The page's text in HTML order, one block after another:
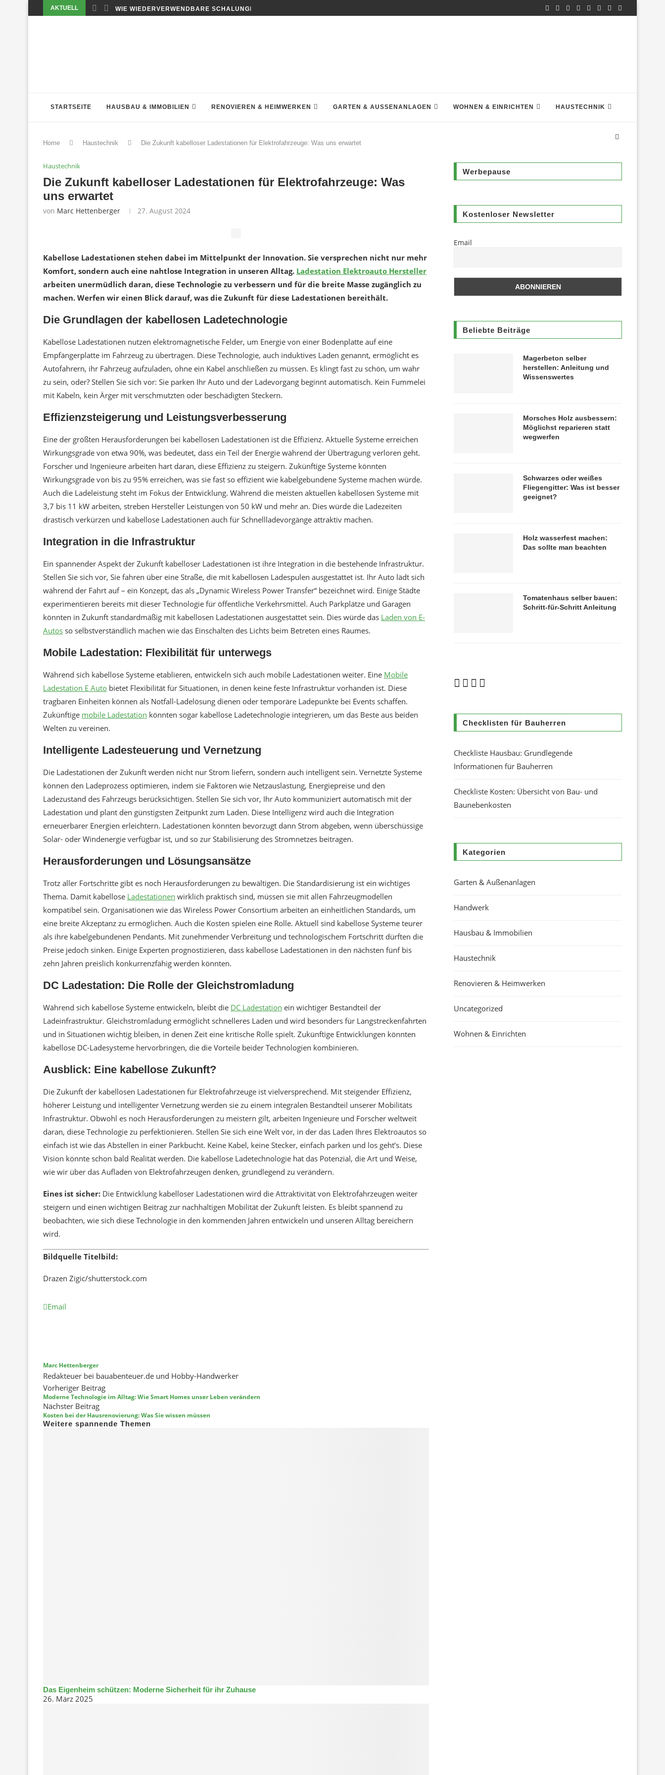
AKTUELL WIE WIEDERVERWENDBARE SCHALUNGEN DEN HAUSBAU NACHHALTIGER MACHEN
STARTSEITE HAUSBAU & IMMOBILIEN RENOVIEREN & HEIMWERKEN GARTEN & AUSSENANLAGEN WOHNEN & EINRICHTEN HAUSTECHNIK
Home Haustechnik Die Zukunft kabelloser Ladestationen für Elektrofahrzeuge: Was uns erwartet
Haustechnik
Die Zukunft kabelloser Ladestationen für Elektrofahrzeuge: Was
uns erwartet
von Marc Hettenberger 27. August 2024
Kabellose Ladestationen stehen dabei im Mittelpunkt der Innovation. Sie versprechen nicht nur mehr
Komfort, sondern auch eine nahtlose Integration in unseren Alltag. Ladestation Elektroauto Hersteller
arbeiten unermüdlich daran, diese Technologie zu verbessern und für die breite Masse zugänglich zu
machen. Werfen wir einen Blick darauf, was die Zukunft für diese Ladestationen bereithält.
Die Grundlagen der kabellosen Ladetechnologie
Kabellose Ladestationen nutzen elektromagnetische Felder, um Energie von einer Bodenplatte auf eine
Empfängerplatte im Fahrzeug zu übertragen. Diese Technologie, auch induktives Laden genannt, ermöglicht es
Autofahrern, ihr Fahrzeug aufzuladen, ohne ein Kabel anschließen zu müssen. Es klingt fast zu schön, um wahr
zu sein, oder? Stellen Sie sich vor: Sie parken Ihr Auto und der Ladevorgang beginnt automatisch. Kein Fummelei
mit Kabeln, kein Ärger mit verschmutzten oder beschädigten Steckern.
Effizienzsteigerung und Leistungsverbesserung
Eine der größten Herausforderungen bei kabellosen Ladestationen ist die Effizienz. Aktuelle Systeme erreichen
Wirkungsgrade von etwa 90%, was bedeutet, dass ein Teil der Energie während der Übertragung verloren geht.
Forscher und Ingenieure arbeiten hart daran, diese Effizienz zu steigern. Zukünftige Systeme könnten
Wirkungsgrade von bis zu 95% erreichen, was sie fast so effizient wie kabelgebundene Systeme machen würde.
Auch die Ladeleistung steht im Fokus der Entwicklung. Während die meisten aktuellen kabellosen Systeme mit
3,7 bis 11 kW arbeiten, streben Hersteller Leistungen von 50 kW und mehr an. Dies würde die Ladezeiten
drastisch verkürzen und kabellose Ladestationen auch für Schnellladevorgänge attraktiv machen.
Integration in die Infrastruktur
Ein spannender Aspekt der Zukunft kabelloser Ladestationen ist ihre Integration in die bestehende Infrastruktur.
Stellen Sie sich vor, Sie fahren über eine Straße, die mit kabellosen Ladespulen ausgestattet ist. Ihr Auto lädt sich
während der Fahrt auf – ein Konzept, das als „Dynamic Wireless Power Transfer“ bezeichnet wird. Einige Städte
experimentieren bereits mit dieser Technologie für öffentliche Verkehrsmittel. Auch Parkplätze und Garagen
könnten in Zukunft standardmäßig mit kabellosen Ladestationen ausgestattet sein. Dies würde das Laden von E-
Autos so selbstverständlich machen wie das Einschalten des Lichts beim Betreten eines Raumes.
Mobile Ladestation: Flexibilität für unterwegs
Während sich kabellose Systeme etablieren, entwickeln sich auch mobile Ladestationen weiter. Eine Mobile
Ladestation E Auto bietet Flexibilität für Situationen, in denen keine feste Infrastruktur vorhanden ist. Diese
tragbaren Einheiten können als Notfall-Ladelösung dienen oder temporäre Ladepunkte bei Events schaffen.
Zukünftige mobile Ladestation könnten sogar kabellose Ladetechnologie integrieren, um das Beste aus beiden
Welten zu vereinen.
Intelligente Ladesteuerung und Vernetzung
Die Ladestationen der Zukunft werden nicht nur Strom liefern, sondern auch intelligent sein. Vernetzte Systeme
können den Ladeprozess optimieren, indem sie Faktoren wie Netzauslastung, Energiepreise und den
Ladezustand des Fahrzeugs berücksichtigen. Stellen Sie sich vor, Ihr Auto kommuniziert automatisch mit der
Ladestation und plant den günstigsten Zeitpunkt zum Laden. Diese Intelligenz wird auch die Integration
erneuerbarer Energien erleichtern. Ladestationen könnten bevorzugt dann Strom abgeben, wenn überschüssige
Solar- oder Windenergie verfügbar ist, und so zur Stabilisierung des Stromnetzes beitragen.
Herausforderungen und Lösungsansätze
Trotz aller Fortschritte gibt es noch Herausforderungen zu bewältigen. Die Standardisierung ist ein wichtiges
Thema. Damit kabellose Ladestationen wirklich praktisch sind, müssen sie mit allen Fahrzeugmodellen
kompatibel sein. Organisationen wie das Wireless Power Consortium arbeiten an einheitlichen Standards, um
eine breite Akzeptanz zu ermöglichen. Auch die Kosten spielen eine Rolle. Aktuell sind kabellose Systeme teurer
als ihre kabelgebundenen Pendants. Mit zunehmender Verbreitung und technologischem Fortschritt dürften die
Preise jedoch sinken. Einige Experten prognostizieren, dass kabellose Ladestationen in den nächsten fünf bis
zehn Jahren preislich konkurrenzfähig werden könnten.
DC Ladestation: Die Rolle der Gleichstromladung
Während sich kabellose Systeme entwickeln, bleibt die DC Ladestation ein wichtiger Bestandteil der
Ladeinfrastruktur. Gleichstromladung ermöglicht schnelleres Laden und wird besonders für Langstreckenfahrten
und in Situationen wichtig bleiben, in denen Zeit eine kritische Rolle spielt. Zukünftige Entwicklungen könnten
kabellose DC-Ladesysteme hervorbringen, die die Vorteile beider Technologien kombinieren.
Ausblick: Eine kabellose Zukunft?
Die Zukunft der kabellosen Ladestationen für Elektrofahrzeuge ist vielversprechend. Mit steigender Effizienz,
höherer Leistung und intelligenter Vernetzung werden sie zu einem integralen Bestandteil unserer Mobilitäts
Infrastruktur. Obwohl es noch Herausforderungen zu meistern gilt, arbeiten Ingenieure und Forscher weltweit
daran, diese Technologie zu perfektionieren. Stellen Sie sich eine Welt vor, in der das Laden Ihres Elektroautos so
einfach ist wie das Abstellen in einer Parkbucht. Keine Kabel, keine Stecker, einfach parken und los geht’s. Diese
Vision könnte schon bald Realität werden. Die kabellose Ladetechnologie hat das Potenzial, die Art und Weise,
wie wir über das Aufladen von Elektrofahrzeugen denken, grundlegend zu verändern.
Eines ist sicher: Die Entwicklung kabelloser Ladestationen wird die Attraktivität von Elektrofahrzeugen weiter
steigern und einen wichtigen Beitrag zur nachhaltigen Mobilität der Zukunft leisten. Es bleibt spannend zu
beobachten, wie sich diese Technologie in den kommenden Jahren entwickeln und unseren Alltag bereichern
wird.
Bildquelle Titelbild:
Drazen Zigic/shutterstock.com
Email
Marc Hettenberger
Redakteuer bei bauabenteuer.de und Hobby-Handwerker
Vorheriger Beitrag
Moderne Technologie im Alltag: Wie Smart Homes unser Leben verändern
Nächster Beitrag
Kosten bei der Hausrenovierung: Was Sie wissen müssen
Weitere spannende Themen
Das Eigenheim schützen: Moderne Sicherheit für ihr Zuhause
26. März 2025
Werbepause
Kostenloser Newsletter
Email
Beliebte Beiträge
Magerbeton selber
herstellen: Anleitung und
Wissenswertes
Morsches Holz ausbessern:
Möglichst reparieren statt
wegwerfen
Schwarzes oder weißes
Fliegengitter: Was ist besser
geeignet?
Holz wasserfest machen:
Das sollte man beachten
Tomatenhaus selber bauen:
Schritt-für-Schritt Anleitung
Checklisten für Bauherren
Checkliste Hausbau: Grundlegende
Informationen für Bauherren
Checkliste Kosten: Übersicht von Bau- und
Baunebenkosten
Kategorien
Garten & Außenanlagen
Handwerk
Hausbau & Immobilien
Haustechnik
Renovieren & Heimwerken
Uncategorized
Wohnen & Einrichten